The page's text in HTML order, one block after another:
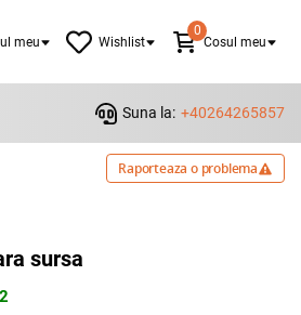
meu Wishlist
0
Cosul meu
Suna la: +40264265857
Raporteaza o problema
sursa